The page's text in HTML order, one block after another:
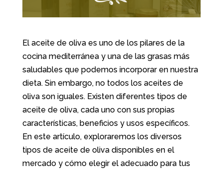
El aceite de oliva es uno de los pilares de la
cocina mediterránea y una de las grasas más
saludables que podemos incorporar en nuestra
dieta. Sin embargo, no todos los aceites de
oliva son iguales. Existen diferentes tipos de
aceite de oliva, cada uno con sus propias
características, beneficios y usos específicos.
En este artículo, exploraremos los diversos
tipos de aceite de oliva disponibles en el
mercado y cómo elegir el adecuado para tus